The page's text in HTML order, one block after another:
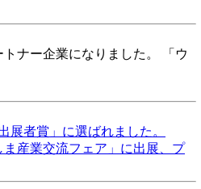
ナー企業になりました。 「ウ
展者賞」に選ばれました。
産業交流フェア」に出展、プ